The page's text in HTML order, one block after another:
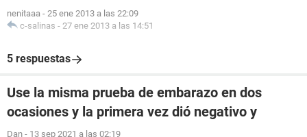
nenitaaa - 25 ene 2013 a las 22:09
c-salinas - 27 ene 2013 a las 14:51
5 respuestas
Use la misma prueba de embarazo en dos
ocasiones y la primera vez dió negativo y
Dan - 13 sep 2021 a las 02:19